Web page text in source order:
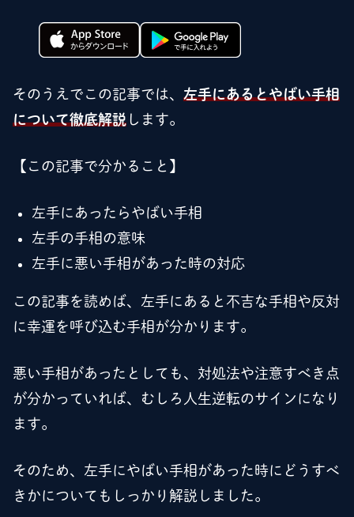
そのうえでこの記事では、 左手にあるとやばい手相
について徹底解説 します。
【この記事で分かること】
左手にあったらやばい手相
左手の手相の意味
左手に悪い手相があった時の対応
この記事を読めば、左手にあると不吉な手相や反対
に幸運を呼び込む手相が分かります。
悪い手相があったとしても、対処法や注意すべき点
が分かっていれば、むしろ人生逆転のサインになり
ます。
そのため、左手にやばい手相があった時にどうすべ
きかについてもしっかり解説しました。